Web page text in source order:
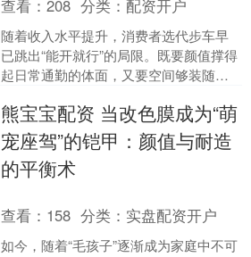
查看：208 分类：配资开户
随着收入水平提升，消费者选代步车早
已跳出“能开就行”的局限。既要颜值撑得
起日常通勤的体面，又要空间够装随身
续航够长不用频繁充电....
熊宝宝配资 当改色膜成为“萌
宠座驾”的铠甲：颜值与耐造
的平衡术
查看： 158 分类： 实盘配资开户
如今，随着“毛孩子”逐渐成为家庭中不可